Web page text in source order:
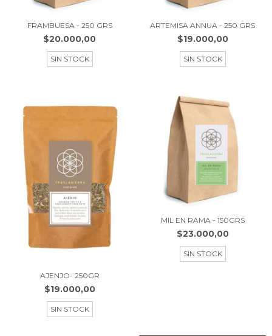
FRAMBUESA - 250 GRS
$20.000,00
SIN STOCK
ARTEMISA ANNUA - 250 GRS
$19.000,00
SIN STOCK
AJENJO- 250GR
$19.000,00
SIN STOCK
MIL EN RAMA - 150GRS
$23.000,00
SIN STOCK